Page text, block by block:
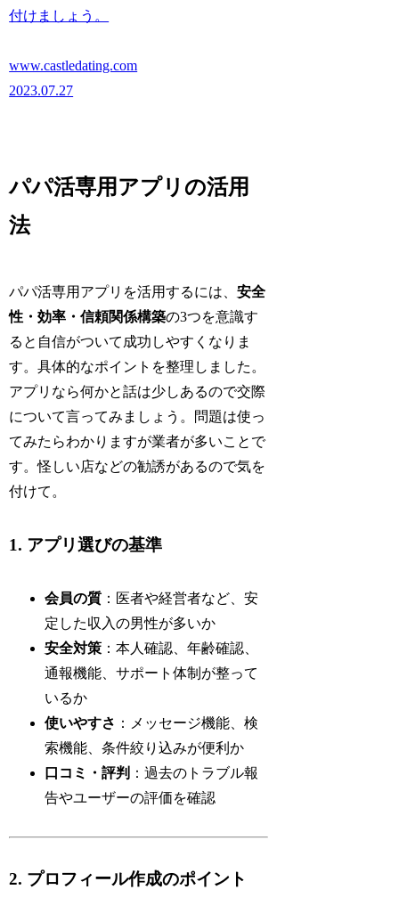
付けましょう。
www.castledating.com
2023.07.27
パパ活専用アプリの活用
法
パパ活専用アプリを活用するには、安全
性・効率・信頼関係構築の3つを意識す
ると自信がついて成功しやすくなりま
す。具体的なポイントを整理しました。
アプリなら何かと話は少しあるので交際
について言ってみましょう。問題は使っ
てみたらわかりますが業者が多いことで
す。怪しい店などの勧誘があるので気を
付けて。
1. アプリ選びの基準
会員の質 ：医者や経営者など、安
定した収入の男性が多いか
安全対策 ：本人確認、年齢確認、
通報機能、サポート体制が整って
いるか
使いやすさ ：メッセージ機能、検
索機能、条件絞り込みが便利か
口コミ・評判 ：過去のトラブル報
告やユーザーの評価を確認
2. プロフィール作成のポイント